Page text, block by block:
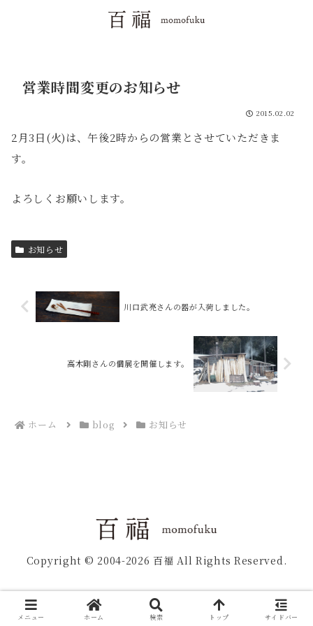
営業時間変更のお知らせ
2015.02.02
2月3日(火)は、午後2時からの営業とさせていただきま
す。
よろしくお願いします。
お知らせ
川口武亮さんの器が入荷しました。
高木剛さんの個展を開催します。
ホーム blog お知らせ
Copyright © 2004-2026 百福 All Rights Reserved.
メニュー ホーム 検索 トップ サイドバー